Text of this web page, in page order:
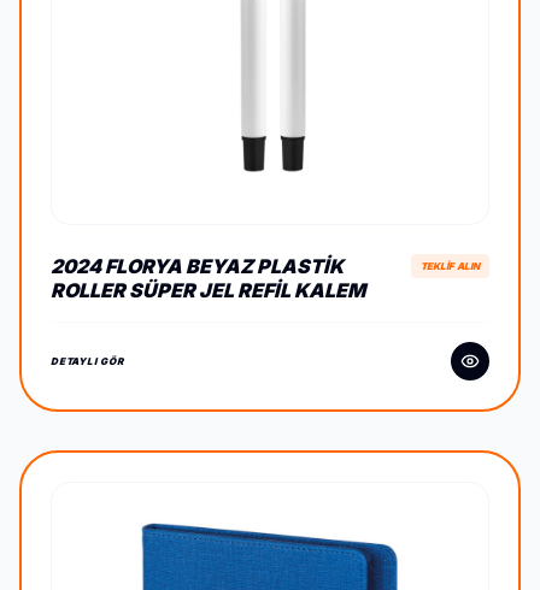
2024 FLORYA BEYAZ PLASTIK
ROLLER SÜPER JEL REFIL KALEM
TEKLİF ALIN
DETAYLI GÖR